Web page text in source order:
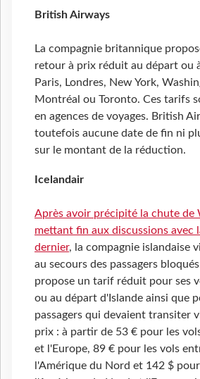
BritishAirways
La compagnie britannique
retour à prix réduit au départ ou
Paris, Londres, New York,
Montréal ou Toronto. Ces tarifs
en agences de voyages. British
toutefois aucune date de fin ni
sur le montant de la réduction.
Icelandair
Après avoir précipité la chute de
mettant fin aux discussions avec
dernier, la compagnie islandaise
au secours des passagers
propose un tarif réduit pour ses
ou au départ d'Islande ainsi que
passagers qui devaient transiter
prix : à partir de 53 € pour les
et l'Europe, 89 € pour les vols
l'Amérique du Nord et 142 $